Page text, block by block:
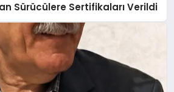
Sürücülere Sertifikaları Verildi